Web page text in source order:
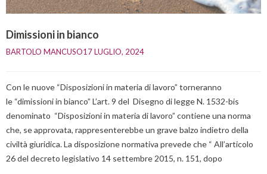
Dimissioni in bianco
BARTOLO MANCUSO17 LUGLIO, 2024
Con le nuove “Disposizioni in materia di lavoro” torneranno
le “dimissioni in bianco” L’art. 9 del Disegno di legge N. 1532-bis
denominato “Disposizioni in materia di lavoro” contiene una norma
che, se approvata, rappresenterebbe un grave balzo indietro della
civiltà giuridica. La disposizione normativa prevede che “ All’articolo
26 del decreto legislativo 14 settembre 2015, n. 151, dopo